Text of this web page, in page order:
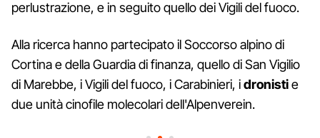
perlustrazione, e in seguito quello dei Vigili del fuoco.
Alla ricerca hanno partecipato il Soccorso alpino di
Cortina e della Guardia di finanza, quello di San Vigilio
di Marebbe, i Vigili del fuoco, i Carabinieri, idronistie
due unità cinofile molecolari dell'Alpenverein.